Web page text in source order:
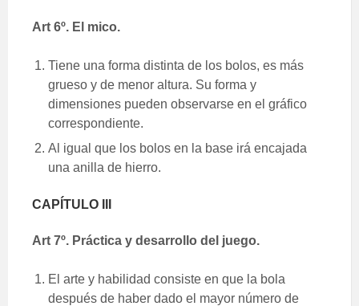
Art 6º. El mico.
Tiene una forma distinta de los bolos, es más
grueso y de menor altura. Su forma y
dimensiones pueden observarse en el gráfico
correspondiente.
Al igual que los bolos en la base irá encajada
una anilla de hierro.
CAPÍTULO III
Art 7º. Práctica y desarrollo del juego.
El arte y habilidad consiste en que la bola
después de haber dado el mayor número de